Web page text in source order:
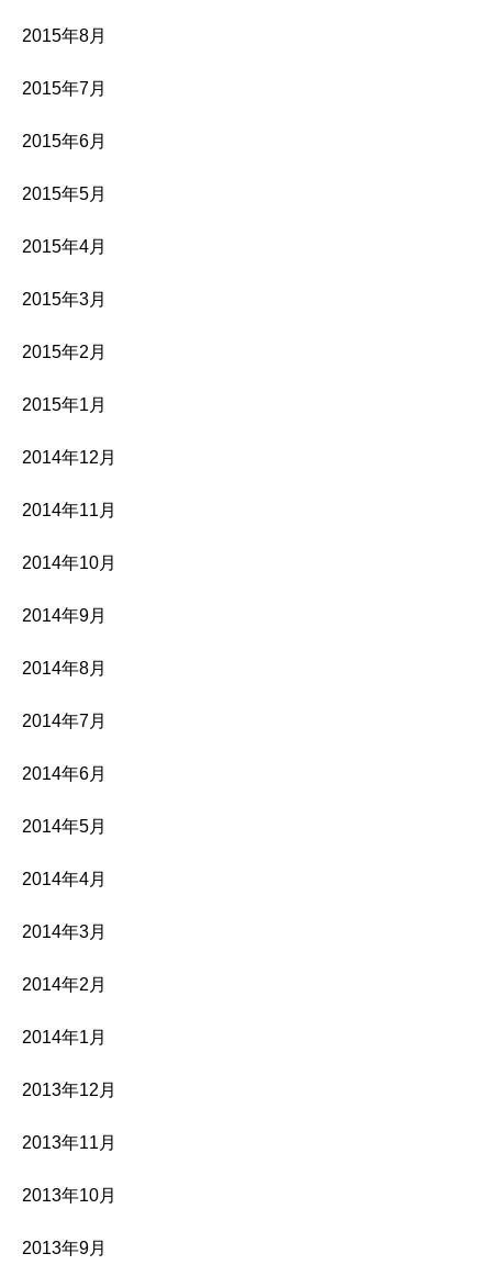
2015年8月
2015年7月
2015年6月
2015年5月
2015年4月
2015年3月
2015年2月
2015年1月
2014年12月
2014年11月
2014年10月
2014年9月
2014年8月
2014年7月
2014年6月
2014年5月
2014年4月
2014年3月
2014年2月
2014年1月
2013年12月
2013年11月
2013年10月
2013年9月